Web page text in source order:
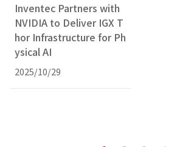
Inventec Partners with
NVIDIA to Deliver IGX T
hor Infrastructure for Ph
ysical AI
2025/10/29